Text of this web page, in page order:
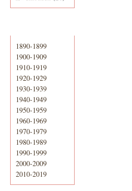
1890-1899
1900-1909
1910-1919
1920-1929
1930-1939
1940-1949
1950-1959
1960-1969
1970-1979
1980-1989
1990-1999
2000-2009
2010-2019